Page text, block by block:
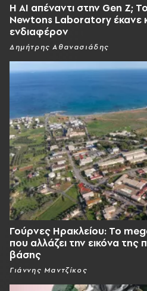
Η AI απέναντι στην Gen Z;
Newtons Laboratory έκανε
ενδιαφέρον
Δημήτρης Αθανασιάδης
Γούρνες Ηρακλείου: To
που αλλάζει την εικόνα της
βάσης
Γιάννης Μαντζίκος